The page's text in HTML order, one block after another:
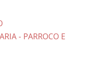
- PARROCO E